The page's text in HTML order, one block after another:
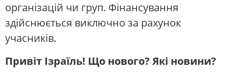
організацій чи груп. Фінансування
здійснюється виключно за рахунок
учасників.
Привіт Ізраїль! Що нового? Які новини?